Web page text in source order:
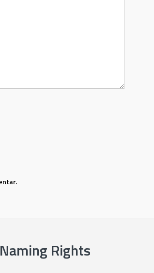
Naming Rights